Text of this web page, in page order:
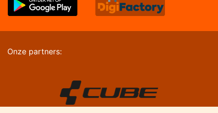
Onze partners: